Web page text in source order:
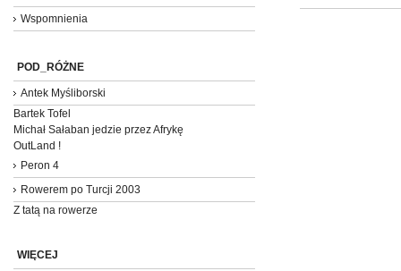
Wspomnienia
POD_RÓŻNE
Antek Myśliborski
Bartek Tofel
Michał Sałaban jedzie przez Afrykę
OutLand !
Peron 4
Rowerem po Turcji 2003
Z tatą na rowerze
WIĘCEJ